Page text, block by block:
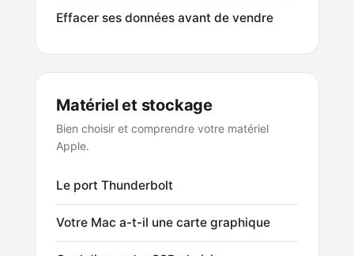
Effacer ses données avant de vendre
Matériel et stockage
Bien choisir et comprendre votre matériel
Apple.
Le port Thunderbolt
Votre Mac a-t-il une carte graphique